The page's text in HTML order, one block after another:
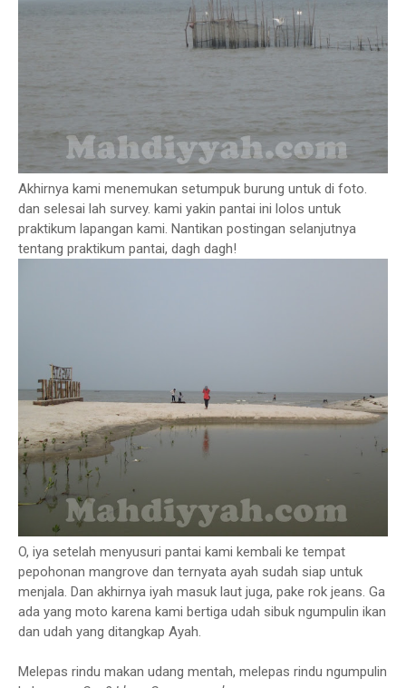
Akhirnya kami menemukan setumpuk burung untuk di foto.
dan selesai lah survey. kami yakin pantai ini lolos untuk
praktikum lapangan kami. Nantikan postingan selanjutnya
tentang praktikum pantai, dagh dagh!
O, iya setelah menyusuri pantai kami kembali ke tempat
pepohonan mangrove dan ternyata ayah sudah siap untuk
menjala. Dan akhirnya iyah masuk laut juga, pake rok jeans. Ga
ada yang moto karena kami bertiga udah sibuk ngumpulin ikan
dan udah yang ditangkap Ayah.
Melepas rindu makan udang mentah, melepas rindu ngumpulin